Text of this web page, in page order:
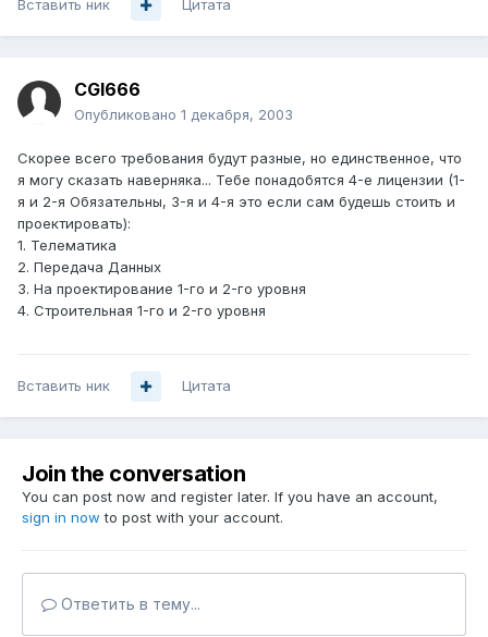
Вставить ник Цитата
CGI666
Опубликовано 1 декабря, 2003
Скорее всего требования будут разные, но единственное, что
я могу сказать наверняка... Тебе понадобятся 4-е лицензии (1-
я и 2-я Обязательны, 3-я и 4-я это если сам будешь стоить и
проектировать):
1. Телематика
2. Передача Данных
3. На проектирование 1-го и 2-го уровня
4. Строительная 1-го и 2-го уровня
Вставить ник Цитата
Join the conversation
You can post now and register later. If you have an account,
sign in now to post with your account.
Ответить в тему...